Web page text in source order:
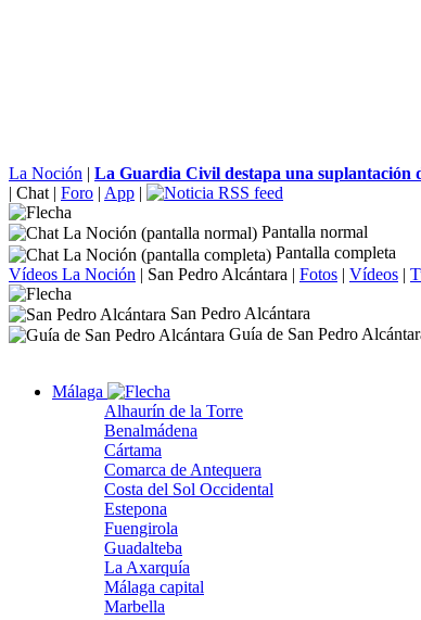
La Noción | La Guardia Civil destapa una suplantación
| Chat | Foro | App |
Pantalla normal
Pantalla completa
Vídeos La Noción | San Pedro Alcántara | Fotos | Vídeos |
San Pedro Alcántara
Guía de San Pedro
Málaga
Alhaurín de la Torre
Benalmádena
Cártama
Comarca de Antequera
Costa del Sol Occidental
Estepona
Fuengirola
Guadalteba
La Axarquía
Málaga capital
Marbella